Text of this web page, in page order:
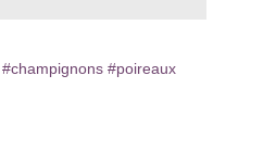
#champignons #poireaux